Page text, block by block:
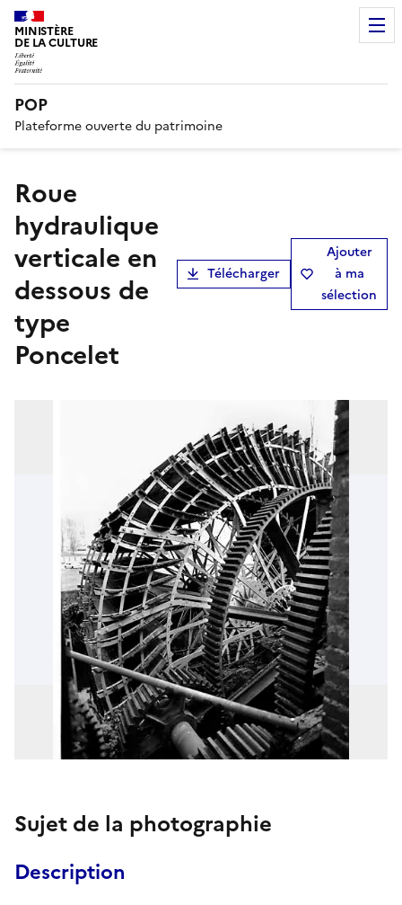
MINISTÈRE
DE LA CULTURE
POP
Plateforme ouverte du patrimoine
roue
hydraulique
verticale en
dessous de
type
Poncelet
Télécharger
Ajouter
à ma
sélection
Sujet de la photographie
Description